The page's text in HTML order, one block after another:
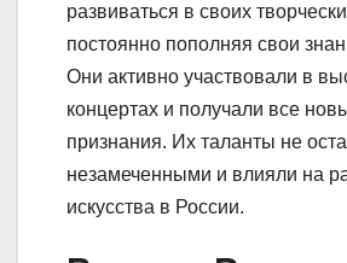
развиваться в своих
постоянно пополняя свои
Они активно участвовали в
концертах и получали все
признания. Их таланты не
незамеченными и влияли на
искусства в России.